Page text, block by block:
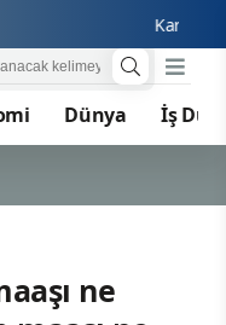
Dünya İş
ne